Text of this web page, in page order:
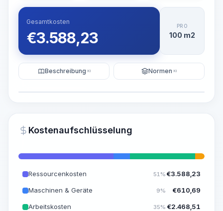
~15-30 Sek.
Gesamtkosten
€3.588,23
PRO
100 m2
Beschreibung KI Normen KI
Kostenaufschlüsselung
Ressourcenkosten 51% €3.588,23
Maschinen & Geräte 9% €610,69
Arbeitskosten 35% €2.468,51